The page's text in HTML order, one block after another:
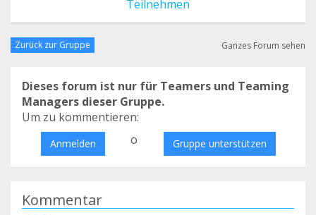
Teilnehmen
Zurück zur Gruppe Ganzes Forum sehen
Dieses forum ist nur für Teamers und Teaming
Managers dieser Gruppe.
Um zu kommentieren:
Anmelden o Gruppe unterstützen
Kommentar